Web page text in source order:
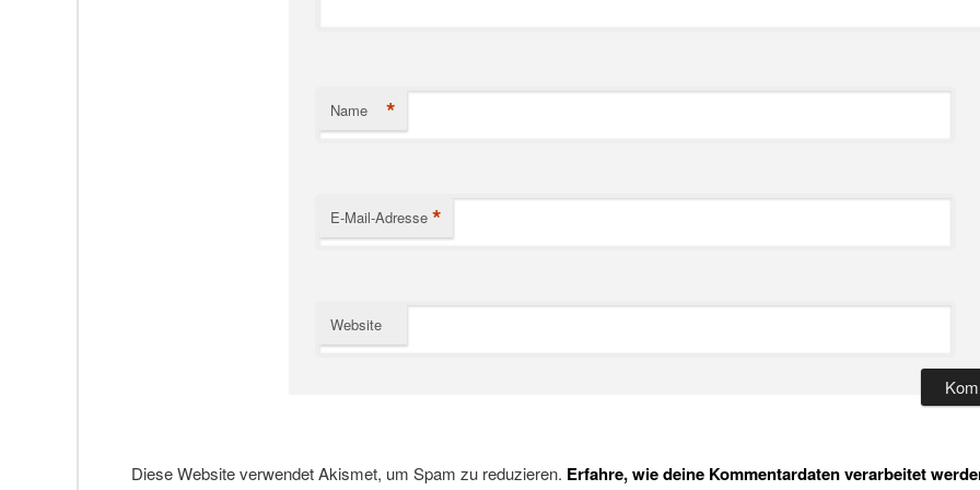
Name *
E-Mail-Adresse *
Website
Diese Website verwendet Akismet, um Spam zu reduzieren. Erfahre, wie deine Kommentardaten verarbeitet